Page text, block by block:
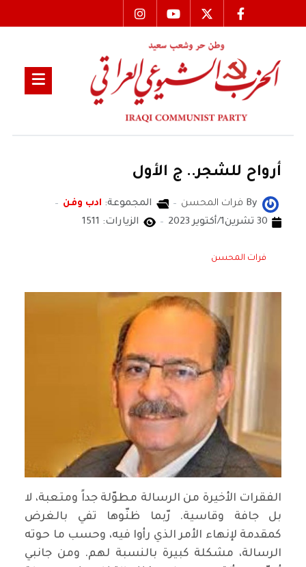
أرواح للشجر.. ج الأول
By فرات المحسن المجموعة: ادب وفن
30 تشرين1/أكتوير 2023
الزيارات: 1511
فرات المحسن
الفقرات الأخيرة من الرسالة مطوّلة جداً ومتعبة، لا
بل جافة وقاسية. رّبما ظنّوها تفي بالغرض
كمقدمة لإنهاء الأمر الذي رأوا فيه، وحسب ما حوته
الرسالة، مشكلة كبيرة بالنسبة لهم. ومن جانبي